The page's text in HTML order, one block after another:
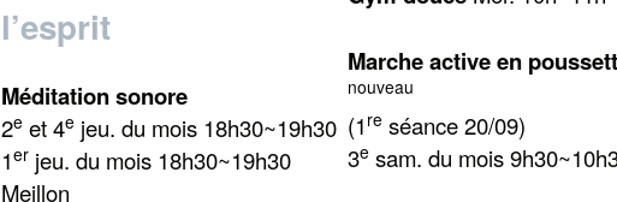
l’esprit
Méditation sonore
2eet 4ejeu. du mois 18h30~19h30
1erjeu. du mois 18h30~19h30
Meillon
Marche active en
nouveau
(1 re séance 20/09)
3e sam. du mois